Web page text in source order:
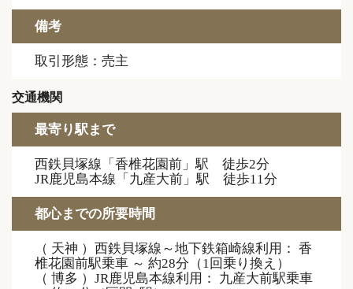
備考
取引形態：売主
交通機関
最寄り駅まで
西鉄貝塚線「香椎花園前」駅 徒歩2分
JR鹿児島本線「九産大前」駅 徒歩11分
都心までの所要時間
（ 天神 ）西鉄貝塚線～地下鉄箱崎線利用： 香
椎花園前駅乗車 ～ 約28分（1回乗り換え）
（ 博多 ）JR鹿児島本線利用： 九産大前駅乗車